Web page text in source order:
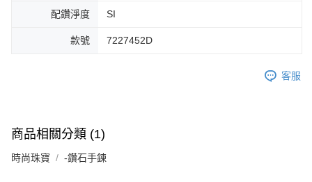
配鑽淨度 SI
款號 7227452D
客服
商品相關分類 (1)
時尚珠寶 -鑽石手鍊